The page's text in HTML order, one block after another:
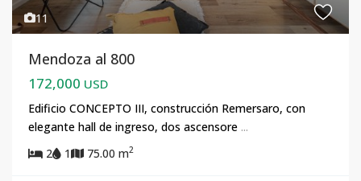
11
Mendoza al 800
172,000 USD
Edificio CONCEPTO III, construcción Remersaro, con
elegante hall de ingreso, dos ascensore ...
2
1 75.00 m2